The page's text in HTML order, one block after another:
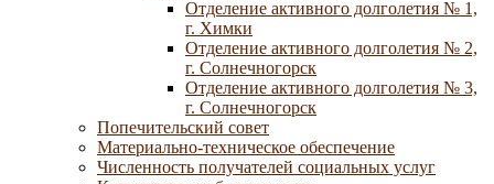
Отделение активного долголетия № 1,
г. Химки
Отделение активного долголетия № 2,
г. Солнечногорск
Отделение активного долголетия № 3,
г. Солнечногорск
Попечительский совет
Материально-техническое обеспечение
Численность получателей социальных услуг